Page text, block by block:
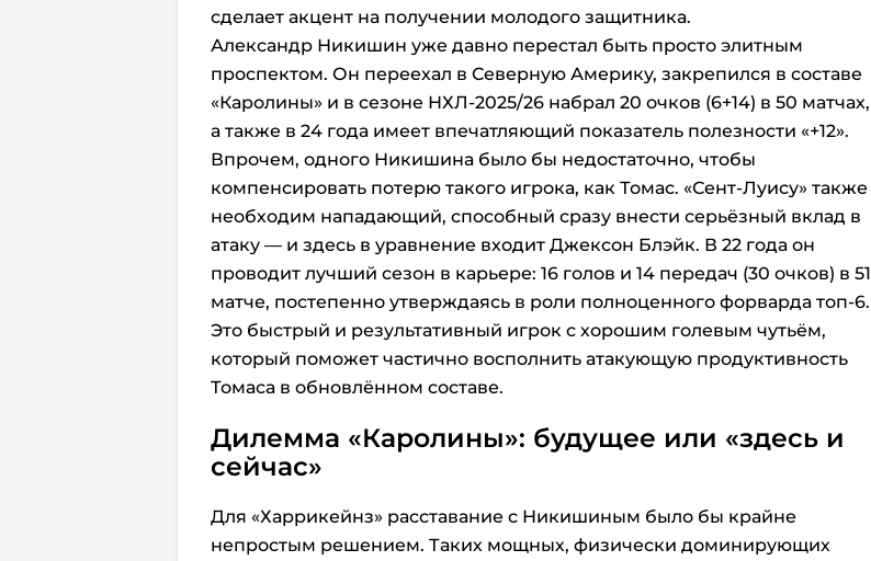
сделает акцент на получении молодого защитника.
Александр Никишин уже давно перестал быть просто элитным
проспектом. Он переехал в Северную Америку, закрепился в составе
«Каролины» и в сезоне НХЛ-2025/26 набрал 20 очков (6+14) в 50 матчах,
а также в 24 года имеет впечатляющий показатель полезности «+12».
Впрочем, одного Никишина было бы недостаточно, чтобы
компенсировать потерю такого игрока, как Томас. «Сент-Луису» также
необходим нападающий, способный сразу внести серьёзный вклад в
атаку — и здесь в уравнение входит Джексон Блэйк. В 22 года он
проводит лучший сезон в карьере: 16 голов и 14 передач (30 очков) в 51
матче, постепенно утверждаясь в роли полноценного форварда топ-6.
Это быстрый и результативный игрок с хорошим голевым чутьём,
который поможет частично восполнить атакующую продуктивность
Томаса в обновлённом составе.
Дилемма «Каролины»: будущее или «здесь и
сейчас»
Для «Харрикейнз» расставание с Никишиным было бы крайне
непростым решением. Таких мощных, физически доминирующих